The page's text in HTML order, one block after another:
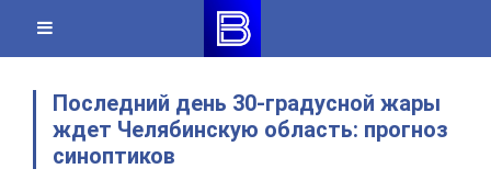
content
Последний день 30-градусной жары
ждет Челябинскую область: прогноз
синоптиков